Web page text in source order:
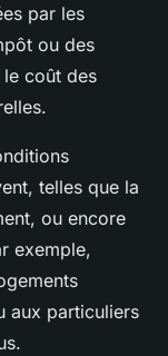
par les
ou des
coût des
telles que la
ou encore
exemple,
aux particuliers